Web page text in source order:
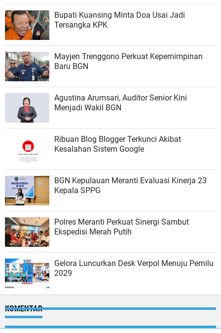
Bupati Kuansing Minta Doa Usai Jadi
Tersangka KPK
Mayjen Trenggono Perkuat Kepemimpinan
Baru BGN
Agustina Arumsari, Auditor Senior Kini
Menjadi Wakil BGN
Ribuan Blog Blogger Terkunci Akibat
Kesalahan Sistem Google
BGN Kepulauan Meranti Evaluasi Kinerja 23
Kepala SPPG
Polres Meranti Perkuat Sinergi Sambut
Ekspedisi Merah Putih
Gelora Luncurkan Desk Verpol Menuju Pemilu
2029
KOMENTAR